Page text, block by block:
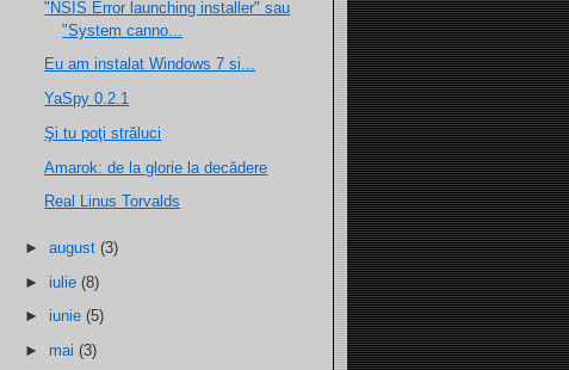
"NSIS Error launching installer" sau
"System canno...
Eu am instalat Windows 7 si...
YaSpy 0.2.1
Şi tu poţi străluci
Amarok: de la glorie la decădere
Real Linus Torvalds
►august(3)
►iulie(8)
►iunie(5)
►mai(3)